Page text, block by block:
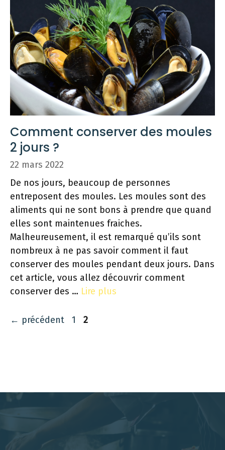
Comment conserver des moules
2 jours ?
22 mars 2022
De nos jours, beaucoup de personnes
entreposent des moules. Les moules sont des
aliments qui ne sont bons à prendre que quand
elles sont maintenues fraiches.
Malheureusement, il est remarqué qu’ils sont
nombreux à ne pas savoir comment il faut
conserver des moules pendant deux jours. Dans
cet article, vous allez découvrir comment
conserver des … Lire plus
← précédent Page
1 Page
2